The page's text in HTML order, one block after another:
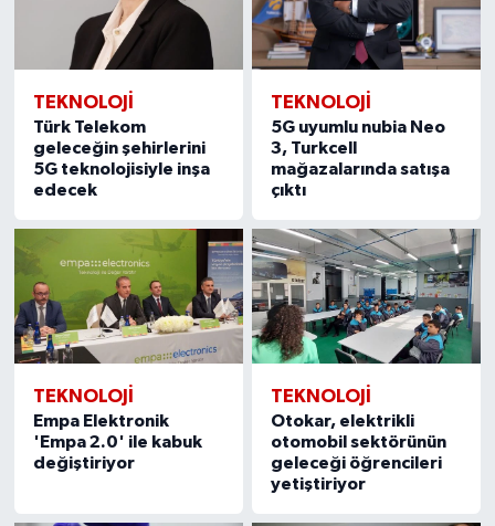
TEKNOLOJİ
Türk Telekom
geleceğin şehirlerini
5G teknolojisiyle inşa
edecek
TEKNOLOJİ
5G uyumlu nubia Neo
3, Turkcell
mağazalarında satışa
çıktı
TEKNOLOJİ
Empa Elektronik
'Empa 2.0' ile kabuk
değiştiriyor
TEKNOLOJİ
Otokar, elektrikli
otomobil sektörünün
geleceği öğrencileri
yetiştiriyor